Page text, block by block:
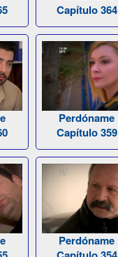
Capítulo 364
Perdóname
Capítulo 359
Perdóname